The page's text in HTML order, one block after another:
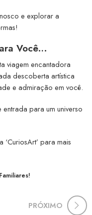
e explorar a
Você…
viagem encantadora
descoberta artística
e admiração em você.
para um universo
para mais
PRÓXIMO